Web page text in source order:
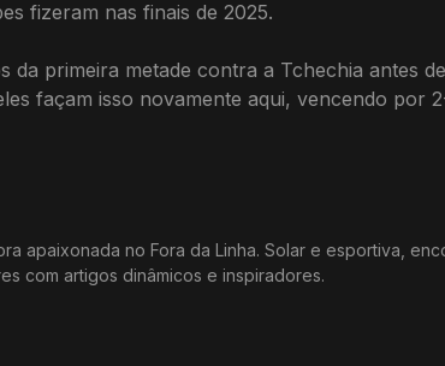
fizeram nas finais de 2025.
primeira metade contra a Tchechia antes
façam isso novamente aqui, vencendo por
apaixonada no Fora da Linha. Solar e esportiva,
com artigos dinâmicos e inspiradores.